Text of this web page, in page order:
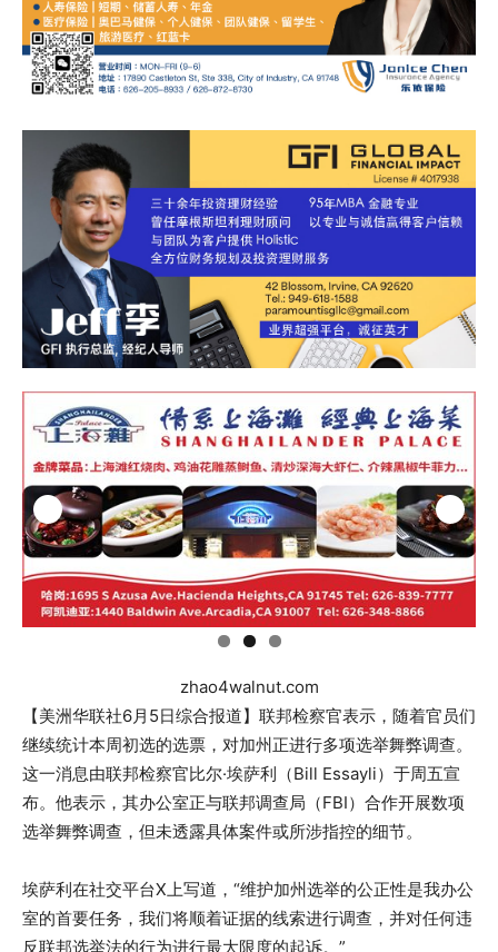
zhao4walnut.com
【美洲华联社6月5日综合报道】联邦检察官表示，随着官员们
继续统计本周初选的选票，对加州正进行多项选举舞弊调查。
这一消息由联邦检察官比尔·埃萨利（Bill Essayli）于周五宣
布。他表示，其办公室正与联邦调查局（FBI）合作开展数项
选举舞弊调查，但未透露具体案件或所涉指控的细节。
埃萨利在社交平台X上写道，“维护加州选举的公正性是我办公
室的首要任务，我们将顺着证据的线索进行调查，并对任何违
反联邦选举法的行为进行最大限度的起诉。”